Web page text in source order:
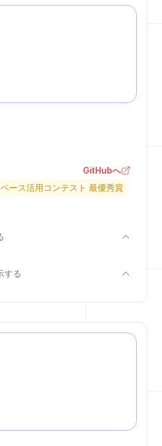
GitHubへ
ース活用コンテスト 最優秀賞
する